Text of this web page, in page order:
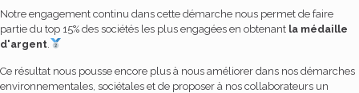
Notre engagement continu dans cette démarche nous permet de faire
partie du top 15% des sociétés les plus engagées en obtenant la médaille
d'argent.
Ce résultat nous pousse encore plus à nous améliorer dans nos démarches
environnementales, sociétales et de proposer à nos collaborateurs un